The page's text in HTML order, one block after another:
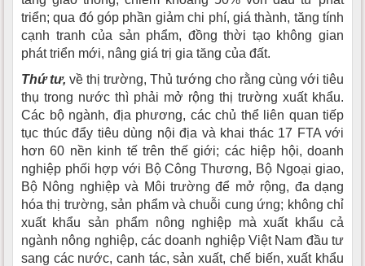
triển; qua đó góp phần giảm chi phí, giá thành, tăng tính
cạnh tranh của sản phẩm, đồng thời tạo không gian
phát triển mới, nâng giá trị gia tăng của đất.
Thứ tư, về thị trường, Thủ tướng cho rằng cùng với tiêu
thụ trong nước thì phải mở rộng thị trường xuất khẩu.
Các bộ ngành, địa phương, các chủ thể liên quan tiếp
tục thúc đẩy tiêu dùng nội địa và khai thác 17 FTA với
hơn 60 nền kinh tế trên thế giới; các hiệp hội, doanh
nghiệp phối hợp với Bộ Công Thương, Bộ Ngoại giao,
Bộ Nông nghiệp và Môi trường để mở rộng, đa dạng
hóa thị trường, sản phẩm và chuỗi cung ứng; không chỉ
xuất khẩu sản phẩm nông nghiệp mà xuất khẩu cả
ngành nông nghiệp, các doanh nghiệp Việt Nam đầu tư
sang các nước, canh tác, sản xuất, chế biến, xuất khẩu